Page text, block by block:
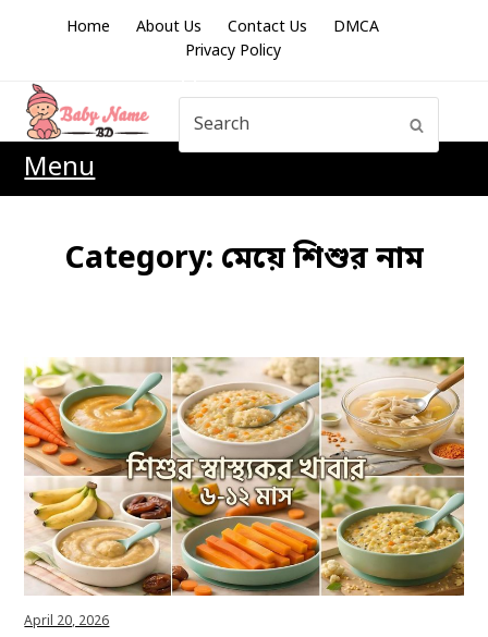
Home About Us Contact Us
DMCA
Privacy Policy
Search
Menu
Category: মেয়ে শিশুর নাম
April 20, 2026